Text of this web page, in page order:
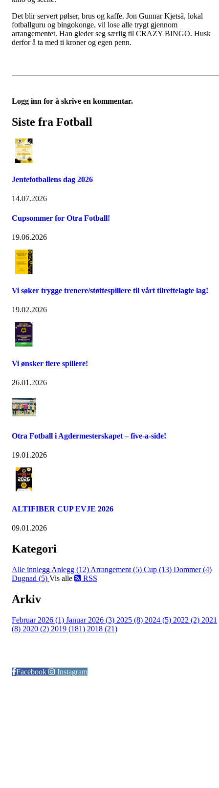
Det blir servert pølser, brus og kaffe. Jon Gunnar Kjetså, lokal
fotballguru og bingokonge, vil lose alle trygt gjennom
arrangementet. Han gleder seg særlig til CRAZY BINGO. Husk
derfor å ta med ti kroner og egen penn.
Logg inn for å skrive en kommentar.
Siste fra Fotball
Jentefotballens dag 2026
14.07.2026
Cupsommer for Otra Fotball!
19.06.2026
Vi søker trygge trenere/støttespillere til vårt tilrettelagte lag!
19.02.2026
Vi ønsker flere spillere!
26.01.2026
Otra Fotball i Agdermesterskapet – five-a-side!
19.01.2026
ALTIFIBER CUP EVJE 2026
09.01.2026
Kategori
Alle innlegg Anlegg (12) Arrangement (5) Cup (13) Dommer (4)
Dugnad (5) Vis alle RSS
Arkiv
Februar 2026 (1) Januar 2026 (3) 2025 (8) 2024 (5) 2022 (2) 2021
(8) 2020 (2) 2019 (181) 2018 (21)
Facebook
Instagram